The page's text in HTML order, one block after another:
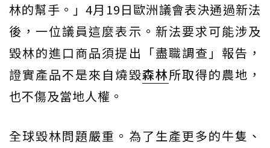
林的幫手。」4月19日歐洲議會表決通過新法
後，一位議員這麼表示。新法要求可能涉及
毀林的進口商品須提出「盡職調查」報告，
證實產品不是來自燒毀森林所取得的農地，
也不傷及當地人權。
全球毀林問題嚴重。為了生產更多的牛隻、